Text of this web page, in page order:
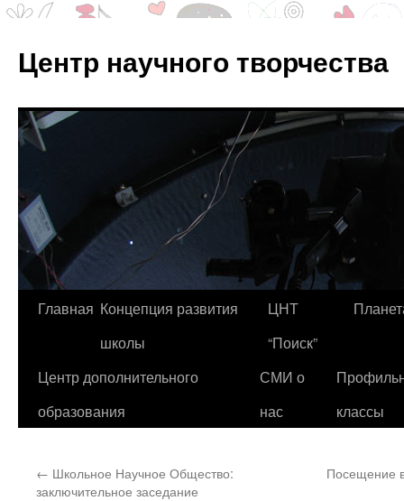
Центр научного творчества
Перейти
содержимому
Главная Концепция развития
школы
ЦНТ
“Поиск”
Центр дополнительного
образования
СМИ о
нас
классы
← Школьное Научное Общество:
заключительное заседание
Посещение